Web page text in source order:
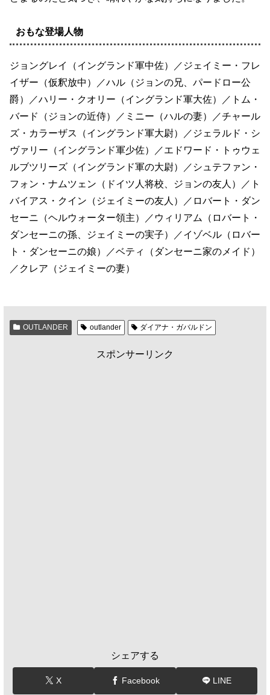
おもな登場人物
ジョングレイ（イングランド軍中佐）／ジェイミー・フレ
イザー（仮釈放中）／ハル（ジョンの兄、パードロー公
爵）／ハリー・クオリー（イングランド軍大佐）／トム・
バード（ジョンの近侍）／ミニー（ハルの妻）／チャール
ズ・カラーザス（イングランド軍大尉）／ジェラルド・シ
ヴァリー（イングランド軍少佐）／エドワード・トゥウェ
ルブツリーズ（イングランド軍の大尉）／シュテファン・
フォン・ナムツェン（ドイツ人将校、ジョンの友人）／ト
バイアス・クイン（ジェイミーの友人）／ロバート・ダン
セーニ（ヘルウォーター領主）／ウィリアム（ロバート・
ダンセーニの孫、ジェイミーの実子）／イゾベル（ロバー
ト・ダンセーニの娘）／ベティ（ダンセーニ家のメイド）
／クレア（ジェイミーの妻）
OUTLANDER outlander ダイアナ・ガバルドン
スポンサーリンク
シェアする
X Facebook LINE